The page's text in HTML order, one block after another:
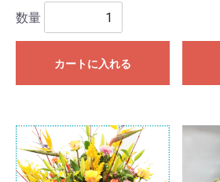
数量
カートに入れる